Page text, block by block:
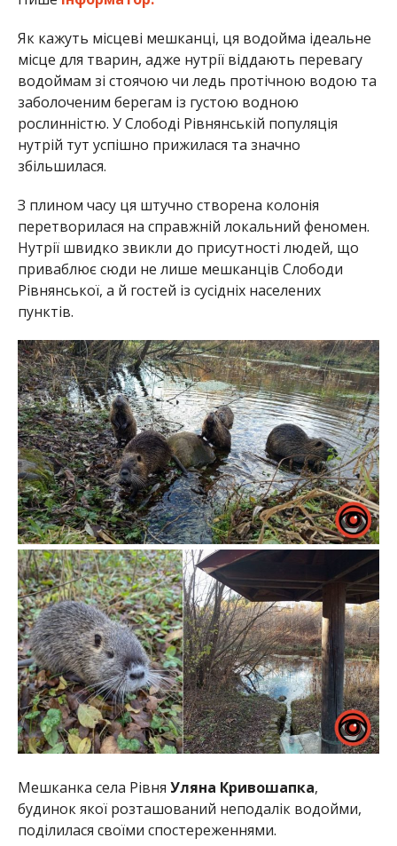
Як кажуть місцеві мешканці, ця водойма ідеальне
місце для тварин, адже нутрії віддають перевагу
водоймам зі стоячою чи ледь протічною водою та
заболоченим берегам із густою водною
рослинністю. У Слободі Рівнянській популяція
нутрій тут успішно прижилася та значно
збільшилася.
З плином часу ця штучно створена колонія
перетворилася на справжній локальний феномен.
Нутрії швидко звикли до присутності людей, що
приваблює сюди не лише мешканців Слободи
Рівнянської, а й гостей із сусідніх населених
пунктів.
Мешканка села Рівня Уляна Кривошапка,
будинок якої розташований неподалік водойми,
поділилася своїми спостереженнями.